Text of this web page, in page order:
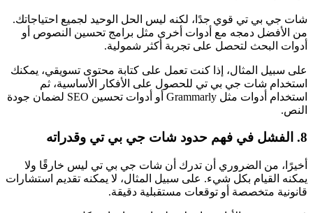
شات جي بي تي قوي جدًا، لكنه ليس الحل الوحيد لجميع احتياجاتك.
من الأفضل دمجه مع أدوات أخرى مثل برامج تحسين النصوص أو
أدوات البحث لتحصل على تجربة أكثر شمولية.
على سبيل المثال، إذا كنت تعمل على كتابة محتوى تسويقي، يمكنك
استخدام شات جي بي تي للحصول على الأفكار الأساسية، ثم
استخدام أدوات مثل Grammarly أو أدوات تحسين SEO لضمان جودة
النص.
8. الفشل في فهم حدود شات جي بي تي وقدراته
أخيرًا، من الضروري أن تدرك أن شات جي بي تي ليس خارقًا ولا
يمكنه القيام بكل شيء. على سبيل المثال، لا يمكنه تقديم استشارات
قانونية متخصصة أو توقعات مستقبلية دقيقة.